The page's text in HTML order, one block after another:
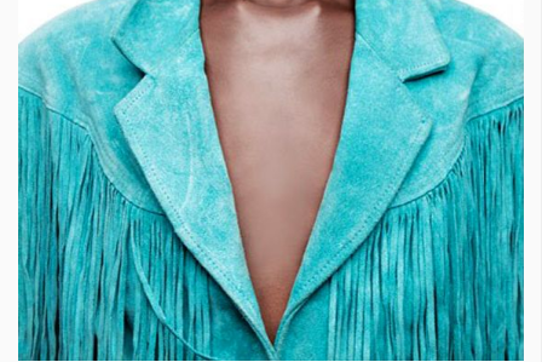
КАТЕГОРИИ
Wine&Dine
Подкасти
Мода
Dialogue
Изкуство
Красота
Цветно
Гурме
Условия за
ползване
Реклама
Политика за
поверителност
ModerenDom